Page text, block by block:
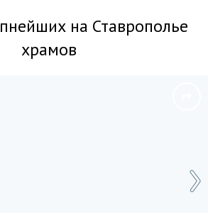
на Ставрополье
храмов